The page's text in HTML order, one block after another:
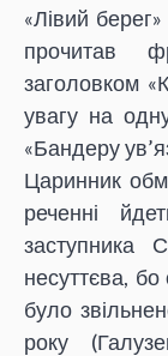
«Лівий
прочитав
заголовком
увагу на
«Бандеру
Царинник
реченні
заступника
несуттєва,
було
року